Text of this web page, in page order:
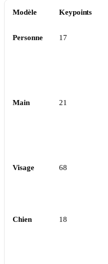
Modèle Keypoints
Personne 17
Main 21
Visage 68
Chien 18